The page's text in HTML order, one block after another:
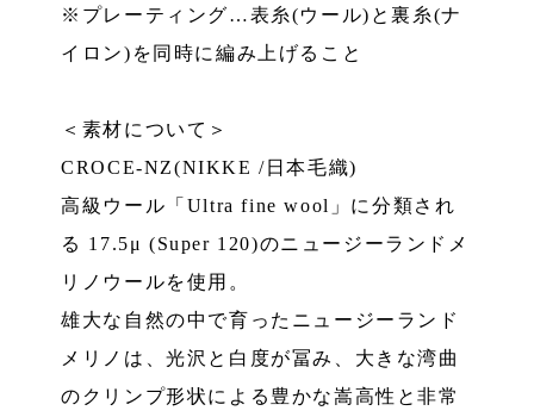
※プレーティング…表糸(ウール)と裏糸(ナ
イロン)を同時に編み上げること
＜素材について＞
CROCE-NZ(NIKKE /日本毛織)
高級ウール「Ultra fine wool」に分類され
る 17.5μ (Super 120)のニュージーランドメ
リノウールを使用。
雄大な自然の中で育ったニュージーランド
メリノは、光沢と白度が冨み、大きな湾曲
のクリンプ形状による豊かな嵩高性と非常